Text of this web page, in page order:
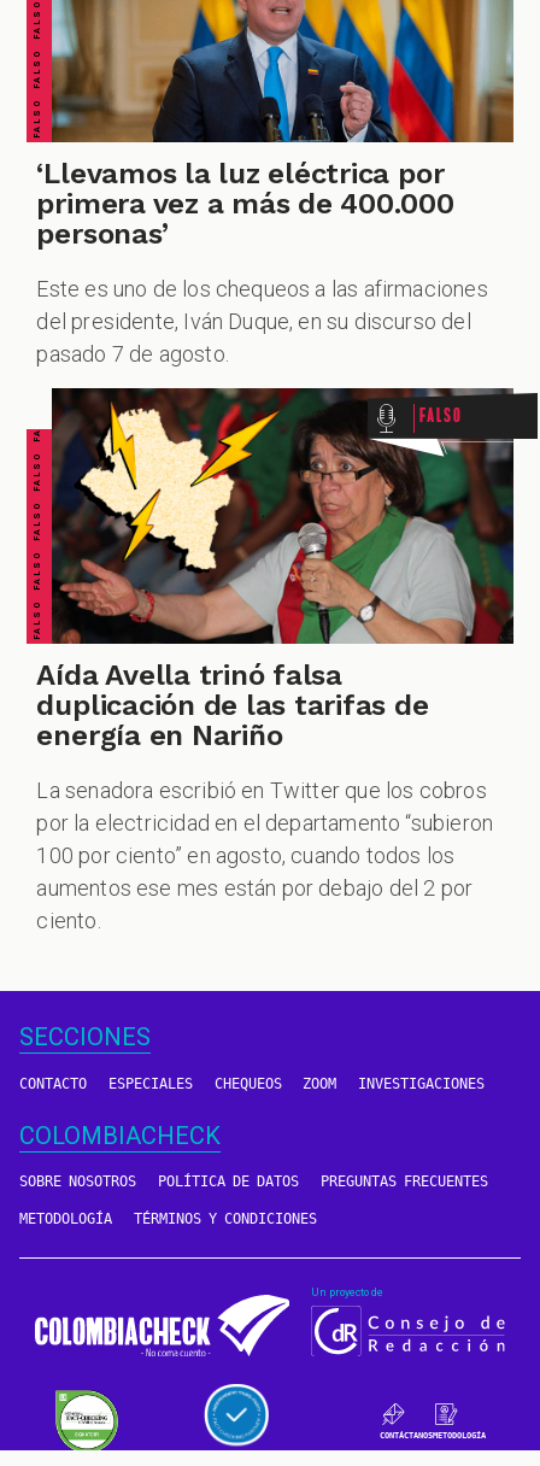
‘Llevamos la luz eléctrica por
primera vez a más de 400.000
personas’
Este es uno de los chequeos a las afirmaciones
del presidente, Iván Duque, en su discurso del
pasado 7 de agosto.
FALSO FALSO FALSO FALSO FALSO FALSO FALSO Falso
Aída Avella trinó falsa
duplicación de las tarifas de
energía en Nariño
La senadora escribió en Twitter que los cobros
por la electricidad en el departamento “subieron
100 por ciento” en agosto, cuando todos los
aumentos ese mes están por debajo del 2 por
ciento.
SECCIONES
CONTACTO ESPECIALES CHEQUEOS ZOOM INVESTIGACIONES
COLOMBIACHECK
SOBRE NOSOTROS POLÍTICA DE DATOS PREGUNTAS FRECUENTES
METODOLOGÍA TÉRMINOS Y CONDICIONES
Un proyecto de
CONTÁCTANOSMETODOLOGÍA